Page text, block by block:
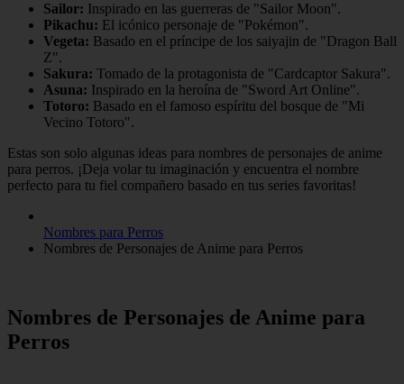
Sailor: Inspirado en las guerreras de "Sailor Moon".
Pikachu: El icónico personaje de "Pokémon".
Vegeta: Basado en el príncipe de los saiyajin de "Dragon Ball
Z".
Sakura: Tomado de la protagonista de "Cardcaptor Sakura".
Asuna: Inspirado en la heroína de "Sword Art Online".
Totoro: Basado en el famoso espíritu del bosque de "Mi
Vecino Totoro".
Estas son solo algunas ideas para nombres de personajes de anime
para perros. ¡Deja volar tu imaginación y encuentra el nombre
perfecto para tu fiel compañero basado en tus series favoritas!
Nombres para Perros
Nombres de Personajes de Anime para Perros
Nombres de Personajes de Anime para
Perros